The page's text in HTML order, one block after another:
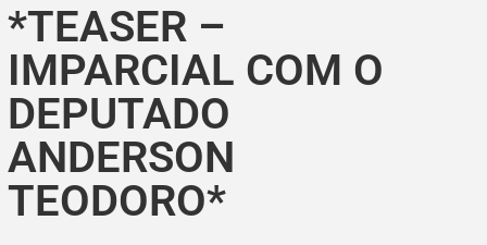
*TEASER –
IMPARCIAL COM O
DEPUTADO
ANDERSON
TEODORO*